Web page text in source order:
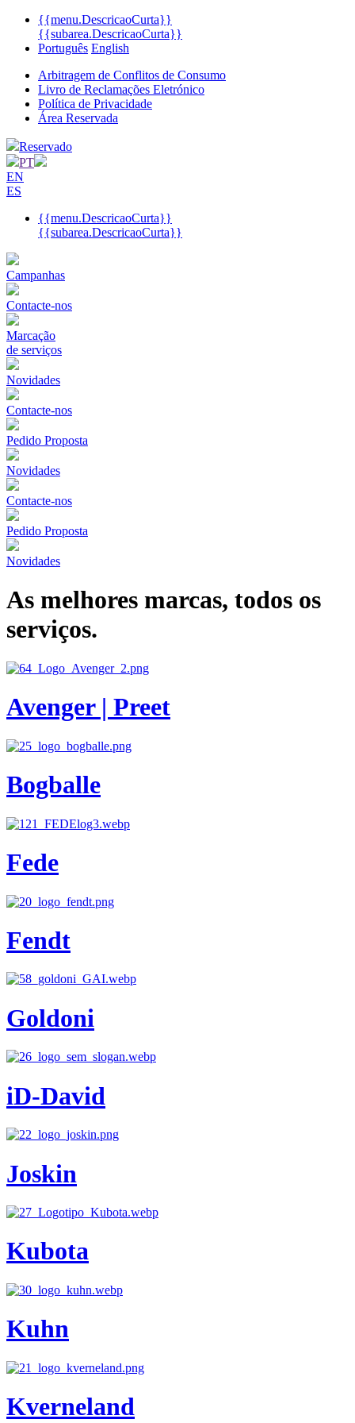
{{menu.DescricaoCurta}}
{{subarea.DescricaoCurta}}
Português English
Arbitragem de Conflitos de Consumo
Livro de Reclamações Eletrónico
Política de Privacidade
Área Reservada
Reservado
PT
EN
ES
{{menu.DescricaoCurta}}
{{subarea.DescricaoCurta}}
Campanhas
Contacte-nos
Marcação
de serviços
Novidades
Contacte-nos
Pedido Proposta
Novidades
Contacte-nos
Pedido Proposta
Novidades
As melhores marcas, todos os
serviços.
Avenger | Preet
Bogballe
Fede
Fendt
Goldoni
iD-David
Joskin
Kubota
Kuhn
Kverneland